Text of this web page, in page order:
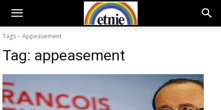
Tags Appeasement
Tag: appeasement